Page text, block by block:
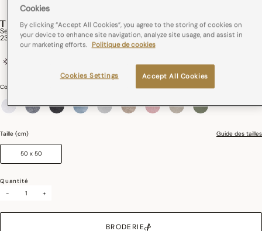
TIVOLI
Serviette De Table Tivoli Lin
23,00€
Couleurs :
Taille (cm) Guide des tailles
50 x 50
Quantité
-
+
BRODERIE
Cookies
By clicking “Accept All Cookies”, you agree to the storing of cookies on
your device to enhance site navigation, analyze site usage, and assist in
our marketing efforts. Politique de cookies
Accept All Cookies
Cookies Settings